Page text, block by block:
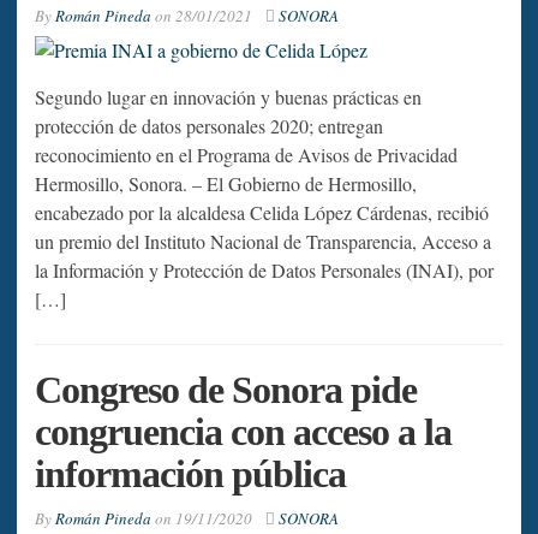
ByRomán Pineda on 28/01/2021 SONORA
Segundo lugar en innovación y buenas prácticas en
protección de datos personales 2020; entregan
reconocimiento en el Programa de Avisos de Privacidad
Hermosillo, Sonora. – El Gobierno de Hermosillo,
encabezado por la alcaldesa Celida López Cárdenas, recibió
un premio del Instituto Nacional de Transparencia, Acceso a
la Información y Protección de Datos Personales (INAI), por
[…]
Congreso de Sonora pide
congruencia con acceso a la
información pública
ByRomán Pineda on 19/11/2020 SONORA